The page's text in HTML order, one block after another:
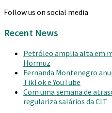
Follow us on social media
Recent News
Petróleo amplia alta em
Hormuz
Fernanda Montenegro
TikTok e YouTube
Com uma semana de
regulariza salários da CLT